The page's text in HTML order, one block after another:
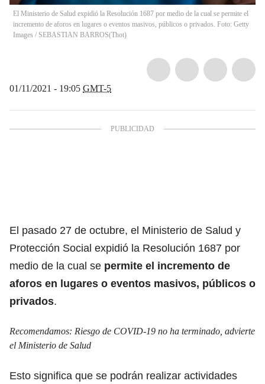
El Ministerio de Salud expidió la Resolución 1687 por medio de la cual se permite el
incremento de aforos en lugares o eventos masivos, públicos o privados. Foto: Getty
Images / SEBASTIAN BARROS(Thot)
01/11/2021 - 19:05 GMT-5
El pasado 27 de octubre, el Ministerio de Salud y
Protección Social expidió la Resolución 1687 por
medio de la cual se permite el incremento de
aforos en lugares o eventos masivos, públicos o
privados.
Recomendamos: Riesgo de COVID-19 no ha terminado, advierte
el Ministerio de Salud
Esto significa que se podrán realizar actividades